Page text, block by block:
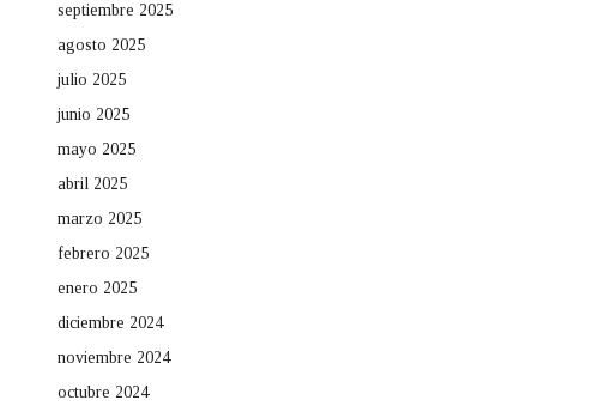
septiembre 2025
agosto 2025
julio 2025
junio 2025
mayo 2025
abril 2025
marzo 2025
febrero 2025
enero 2025
diciembre 2024
noviembre 2024
octubre 2024